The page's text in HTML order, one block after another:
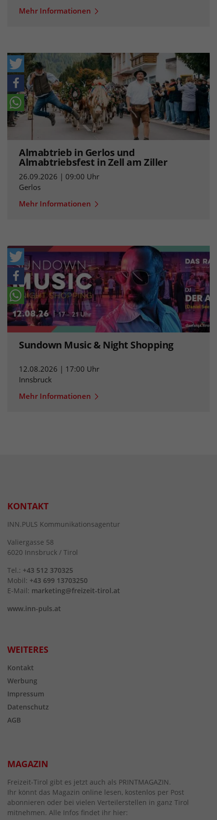
Mehr Informationen
Almabtrieb in Gerlos und
Almabtriebsfest in Zell am Ziller
26.09.2026 | 09:00 Uhr
Gerlos
Mehr Informationen
Sundown Music & Night Shopping
12.08.2026 | 17:00 Uhr
Innsbruck
Mehr Informationen
KONTAKT
INN.PULS Kommunikationsagentur
Valiergasse 58
6020 Innsbruck / Tirol
Tel.: +43 512 370325
Mobil: +43 699 13703250
E-Mail: marketing@freizeit-tirol.at
www.inn-puls.at
WEITERES
Kontakt
Werbung
Impressum
Datenschutz
AGB
MAGAZIN
Freizeit-Tirol gibt es jetzt auch als PRINTMAGAZIN.
Ihr könnt das Magazin online lesen, kostenlos per Post
abonnieren oder bei vielen Verteilerstellen in ganz Tirol
mitnehmen. Alle Infos findet ihr hier: